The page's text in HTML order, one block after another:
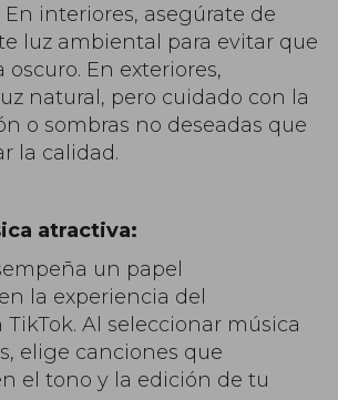
En interiores, asegúrate de
luz ambiental para evitar que
oscuro. En exteriores,
natural, pero cuidado con la
o sombras no deseadas que
la calidad.
atractiva:
un papel
la experiencia del
Al seleccionar música
elige canciones que
el tono y la edición de tu